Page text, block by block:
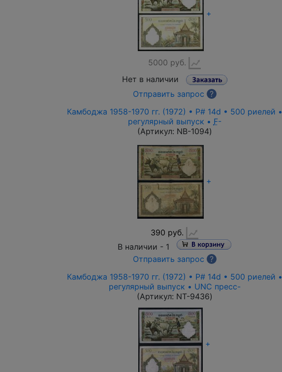
+
5000 руб.
Нет в наличии
Отправить запрос
?
Камбоджа 1958-1970 гг. (1972) • P# 14d • 500 риелей •
регулярный выпуск • F-
(Артикул: NB-1094)
+
390 руб.
В наличии - 1
Отправить запрос
?
Камбоджа 1958-1970 гг. (1972) • P# 14d • 500 риелей •
регулярный выпуск • UNC пресс-
(Артикул: NT-9436)
+